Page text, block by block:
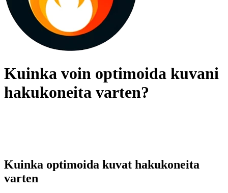
Kuinka voin optimoida kuvani
hakukoneita varten?
Kuinka optimoida kuvat hakukoneita
varten